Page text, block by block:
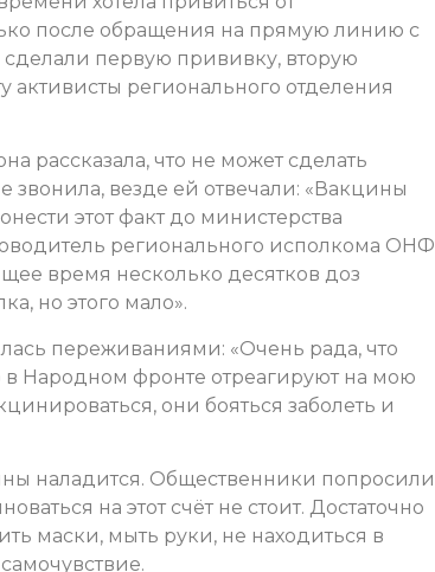
после обращения на прямую линию с
первую прививку, вторую
регионального отделения
рассказала, что не может сделать
звонила, везде ей отвечали: «Вакцины
этот факт до министерства
регионального исполкома ОНФ
время несколько десятков доз
но этого мало».
переживаниями: «Очень рада, что
в Народном фронте отреагируют на мою
они бояться заболеть и
наладится. Общественники попросили
на этот счёт не стоит. Достаточно
маски, мыть руки, не находиться в